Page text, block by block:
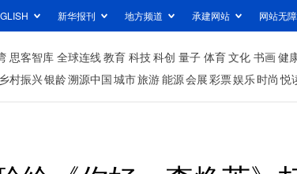
新华报刊 地方频道 承建网站 网站无
思客智库 全球连线教育 科技科创 量子 体育文化 书画健
乡村振兴银龄溯源中国城市旅游能源会展彩票娱乐时尚 悦